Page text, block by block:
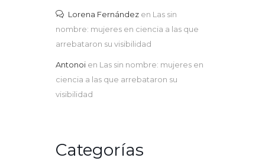
Lorena Fernández en Las sin
nombre: mujeres en ciencia a las que
arrebataron su visibilidad
Antonoi en Las sin nombre: mujeres en
ciencia a las que arrebataron su
visibilidad
Categorías